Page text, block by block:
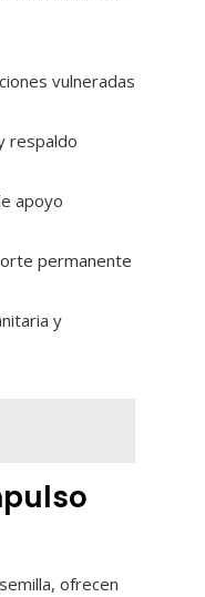
vulneradas
respaldo
apoyo
permanente
y
ofrecen